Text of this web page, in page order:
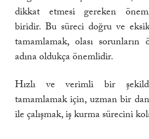
dikkat etmesi gereken
biridir. Bu süreci doğru ve
tamamlamak, olası sorunların
adına oldukça önemlidir.
Hızlı ve verimli bir
tamamlamak için, uzman bir
ile çalışmak, iş kurma sürecini